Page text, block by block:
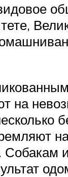
на